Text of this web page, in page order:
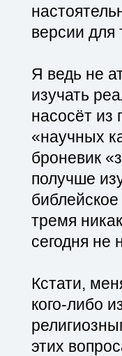
версии
Я ведь не
изучать
насосёт из
«научных
броневик
получше
тремя
сегодня не
Кстати,
кого-либо
этих